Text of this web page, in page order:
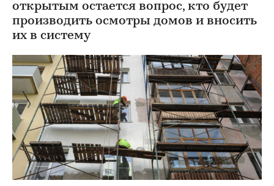
открытым остается вопрос, кто будет
производить осмотры домов и вносить
их в систему